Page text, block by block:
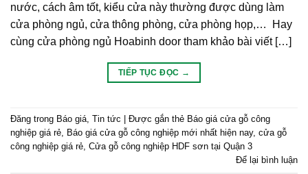
nước, cách âm tốt, kiểu cửa này thường được dùng làm
cửa phòng ngủ, cửa thông phòng, cửa phòng họp,… Hay
cùng cửa phòng ngủ Hoabinh door tham khảo bài viết […]
TIẾP TỤC ĐỌC →
Đăng trong Báo giá, Tin tức Được gắn thẻ Báo giá cửa gỗ công
nghiệp giá rẻ, Báo giá cửa gỗ công nghiệp mới nhất hiện nay, cửa gỗ
công nghiệp giá rẻ, Cửa gỗ công nghiệp HDF sơn tại Quận 3
Để lại bình luận